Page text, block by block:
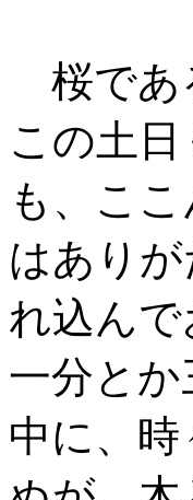
桜であ
この土
も、こ
はあり
れ込ん
一分と
中に、